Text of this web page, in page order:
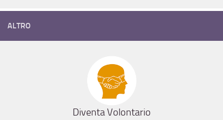
ALTRO
Diventa Volontario